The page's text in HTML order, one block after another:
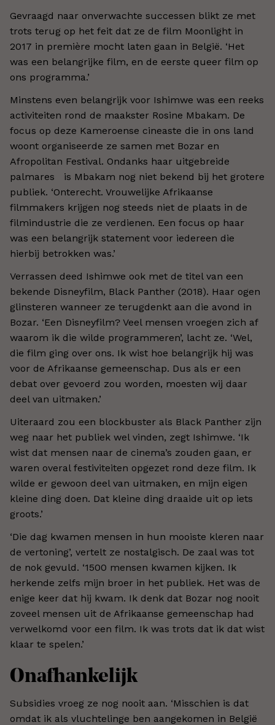
Gevraagd naar onverwachte successen blikt ze met
trots terug op het feit dat ze de film Moonlight in
2017 in première mocht laten gaan in België. ‘Het
was een belangrijke film, en de eerste queer film op
ons programma.’
Minstens even belangrijk voor Ishimwe was een reeks
activiteiten rond de maakster Rosine Mbakam. De
focus op deze Kameroense cineaste die in ons land
woont organiseerde ze samen met Bozar en
Afropolitan Festival. Ondanks haar uitgebreide
palmares is Mbakam nog niet bekend bij het grotere
publiek. ‘Onterecht. Vrouwelijke Afrikaanse
filmmakers krijgen nog steeds niet de plaats in de
filmindustrie die ze verdienen. Een focus op haar
was een belangrijk statement voor iedereen die
hierbij betrokken was.’
Verrassen deed Ishimwe ook met de titel van een
bekende Disneyfilm, Black Panther (2018). Haar ogen
glinsteren wanneer ze terugdenkt aan die avond in
Bozar. ‘Een Disneyfilm? Veel mensen vroegen zich af
waarom ik die wilde programmeren’, lacht ze. ‘Wel,
die film ging over ons. Ik wist hoe belangrijk hij was
voor de Afrikaanse gemeenschap. Dus als er een
debat over gevoerd zou worden, moesten wij daar
deel van uitmaken.’
Uiteraard zou een blockbuster als Black Panther zijn
weg naar het publiek wel vinden, zegt Ishimwe. ‘Ik
wist dat mensen naar de cinema’s zouden gaan, er
waren overal festiviteiten opgezet rond deze film. Ik
wilde er gewoon deel van uitmaken, en mijn eigen
kleine ding doen. Dat kleine ding draaide uit op iets
groots.’
‘Die dag kwamen mensen in hun mooiste kleren naar
de vertoning’, vertelt ze nostalgisch. De zaal was tot
de nok gevuld. ‘1500 mensen kwamen kijken. Ik
herkende zelfs mijn broer in het publiek. Het was de
enige keer dat hij kwam. Ik denk dat Bozar nog nooit
zoveel mensen uit de Afrikaanse gemeenschap had
verwelkomd voor een film. Ik was trots dat ik dat wist
klaar te spelen.’
Onafhankelijk
Subsidies vroeg ze nog nooit aan. ‘Misschien is dat
omdat ik als vluchtelinge ben aangekomen in België